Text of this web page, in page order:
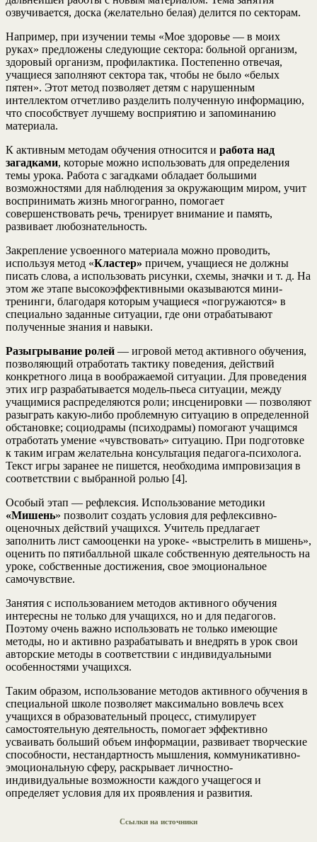
озвучивается, доска (желательно белая) делится по секторам.
Например, при изучении темы «Мое здоровье — в моих
руках» предложены следующие сектора: больной организм,
здоровый организм, профилактика. Постепенно отвечая,
учащиеся заполняют сектора так, чтобы не было «белых
пятен». Этот метод позволяет детям с нарушенным
интеллектом отчетливо разделить полученную информацию,
что способствует лучшему восприятию и запоминанию
материала.
К активным методам обучения относится и работа над
загадками, которые можно использовать для определения
темы урока. Работа с загадками обладает большими
возможностями для наблюдения за окружающим миром, учит
воспринимать жизнь многогранно, помогает
совершенствовать речь, тренирует внимание и память,
развивает любознательность.
Закрепление усвоенного материала можно проводить,
используя метод «Кластер» причем, учащиеся не должны
писать слова, а использовать рисунки, схемы, значки и т. д. На
этом же этапе высокоэффективными оказываются мини-
тренинги, благодаря которым учащиеся «погружаются» в
специально заданные ситуации, где они отрабатывают
полученные знания и навыки.
Разыгрывание ролей — игровой метод активного обучения,
позволяющий отработать тактику поведения, действий
конкретного лица в воображаемой ситуации. Для проведения
этих игр разрабатывается модель-пьеса ситуации, между
учащимися распределяются роли; инсценировки — позволяют
разыграть какую-либо проблемную ситуацию в определенной
обстановке; социодрамы (психодрамы) помогают учащимся
отработать умение «чувствовать» ситуацию. При подготовке
к таким играм желательна консультация педагога-психолога.
Текст игры заранее не пишется, необходима импровизация в
соответствии с выбранной ролью [4].
Особый этап — рефлексия. Использование методики
«Мишень» позволит создать условия для рефлексивно-
оценочных действий учащихся. Учитель предлагает
заполнить лист самооценки на уроке- «выстрелить в мишень»,
оценить по пятибалльной шкале собственную деятельность на
уроке, собственные достижения, свое эмоциональное
самочувствие.
Занятия c использованием методов активного обучения
интересны не только для учащихся, нo и для педагогов.
Поэтому очень важно использовать не только имеющие
методы, но и активно разрабатывать и внедрять в урок свои
авторские методы в соответствии с индивидуальными
особенностями учащихся.
Таким образом, использование методов активного обучения в
специальной школе позволяет максимально вовлечь всех
учащихся в образовательный процесс, стимулирует
самостоятельную деятельность, помогает эффективно
усваивать больший объем информации, развивает творческие
способности, нестандартность мышления, коммуникативно-
эмоциональную сферу, раскрывает личностно-
индивидуальные возможности каждого учащегося и
определяет условия для их проявления и развития.
Ссылки на источники